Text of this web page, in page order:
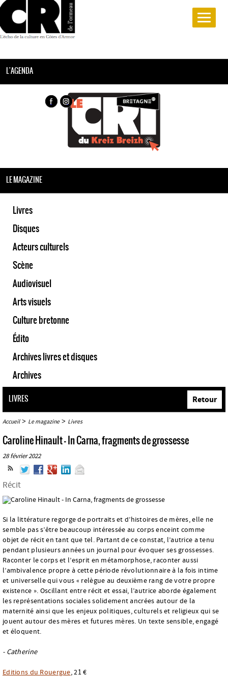
L'AGENDA
LE MAGAZINE
Livres
Disques
Acteurs culturels
Scène
Audiovisuel
Arts visuels
Culture bretonne
Édito
Archives livres et disques
Archives
LIVRES
Accueil> Le magazine> Livres
Retour
Caroline Hinault - In Carna, fragments de grossesse
28 février 2022
Récit
Si la littérature regorge de portraits et d’histoires de mères, elle ne
semble pas s’être beaucoup intéressée au corps enceint comme
objet de récit en tant que tel. Partant de ce constat, l’autrice a tenu
pendant plusieurs années un journal pour évoquer ses grossesses.
Raconter le corps et l’esprit en métamorphose, raconter aussi
l’ambivalence propre à cette période révolutionnaire à la fois intime
et universelle qui vous « relègue au deuxième rang de votre propre
existence ». Oscillant entre récit et essai, l’autrice aborde également
les représentations sociales solidement ancrées autour de la
maternité ainsi que les enjeux politiques, culturels et religieux qui se
jouent autour des mères et futures mères. Un texte sensible, engagé
et éloquent.
- Catherine
Editions du Rouergue, 21 €